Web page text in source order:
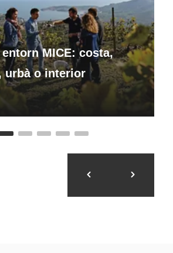
MICE: costa,
urbà o interior